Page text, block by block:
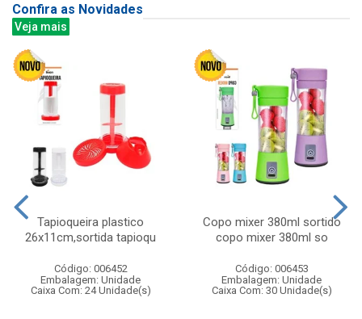
Confira as Novidades
Veja mais
Tapioqueira plastico
26x11cm,sortida tapioqu
Código: 006452
Embalagem: Unidade
Caixa Com: 24 Unidade(s)
Copo mixer 380ml sortido
copo mixer 380ml so
Código: 006453
Embalagem: Unidade
Caixa Com: 30 Unidade(s)